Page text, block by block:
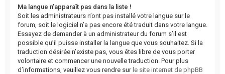
Ma langue n’apparaît pas dans la liste !
Soit les administrateurs n’ont pas installé votre langue sur le
forum, soit le logiciel n’a pas encore été traduit dans votre langue.
Essayez de demander à un administrateur du forum s’il est
possible qu’il puisse installer la langue que vous souhaitez. Si la
traduction désirée n’existe pas, vous êtes libre de vous porter
volontaire et commencer une nouvelle traduction. Pour plus
d’informations, veuillez vous rendre surle site internet de phpBB